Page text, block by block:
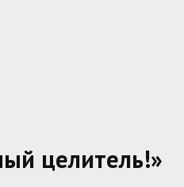
целитель!»